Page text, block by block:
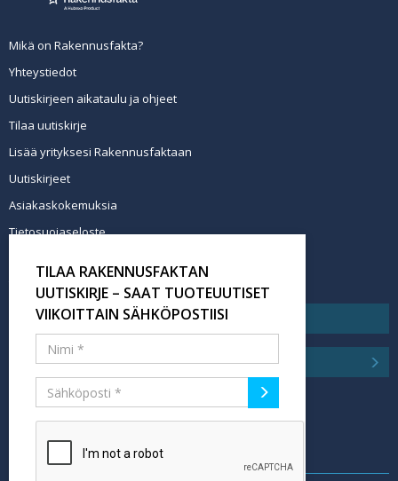
Mikä on Rakennusfakta?
Yhteystiedot
Uutiskirjeen aikataulu ja ohjeet
Tilaa uutiskirje
Lisää yrityksesi Rakennusfaktaan
Uutiskirjeet
Asiakaskokemuksia
Tietosuojaseloste
Tilaa uutiskirje
TILAA RAKENNUSFAKTAN
UUTISKIRJE – SAAT TUOTEUUTISET
VIIKOITTAIN SÄHKÖPOSTIISI